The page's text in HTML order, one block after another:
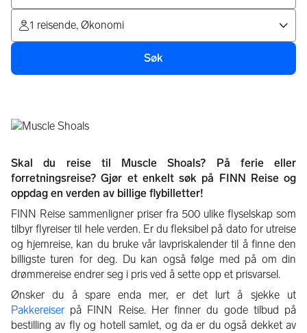
1 reisende, Økonomi
Søk
Om Muscle Shoals
Skal du reise til Muscle Shoals? På ferie eller
forretningsreise? Gjør et enkelt søk på FINN Reise og
oppdag en verden av billige flybilletter!
FINN Reise sammenligner priser fra 500 ulike flyselskap som
tilbyr flyreiser til hele verden. Er du fleksibel på dato for utreise
og hjemreise, kan du bruke vår lavpriskalender til å finne den
billigste turen for deg. Du kan også følge med på om din
drømmereise endrer seg i pris ved å sette opp et prisvarsel.
Ønsker du å spare enda mer, er det lurt å sjekke ut
Pakkereiser på FINN Reise. Her finner du gode tilbud på
bestilling av fly og hotell samlet, og da er du også dekket av